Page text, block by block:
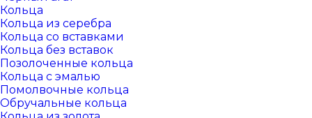
Кольца
Кольца из серебра
Кольца со вставками
Кольца без вставок
Позолоченные кольца
Кольца с эмалью
Помолвочные кольца
Обручальные кольца